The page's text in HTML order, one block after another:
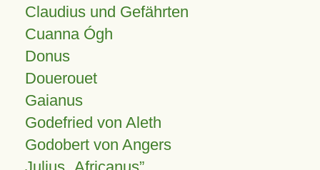
Claudius und Gefährten
Cuanna Ógh
Donus
Douerouet
Gaianus
Godefried von Aleth
Godobert von Angers